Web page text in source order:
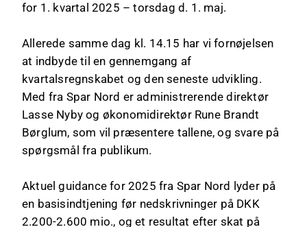
for 1. kvartal 2025 – torsdag d. 1. maj.
Allerede samme dag kl. 14.15 har vi fornøjelsen
at indbyde til en gennemgang af
kvartalsregnskabet og den seneste udvikling.
Med fra Spar Nord er administrerende direktør
Lasse Nyby og økonomidirektør Rune Brandt
Børglum, som vil præsentere tallene, og svare på
spørgsmål fra publikum.
Aktuel guidance for 2025 fra Spar Nord lyder på
en basisindtjening før nedskrivninger på DKK
2.200-2.600 mio., og et resultat efter skat på